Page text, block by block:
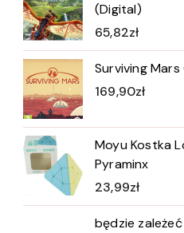
(Digital)
65,82zł
Surviving
169,90zł
Moyu Kostka
Pyraminx
23,99zł
będzie